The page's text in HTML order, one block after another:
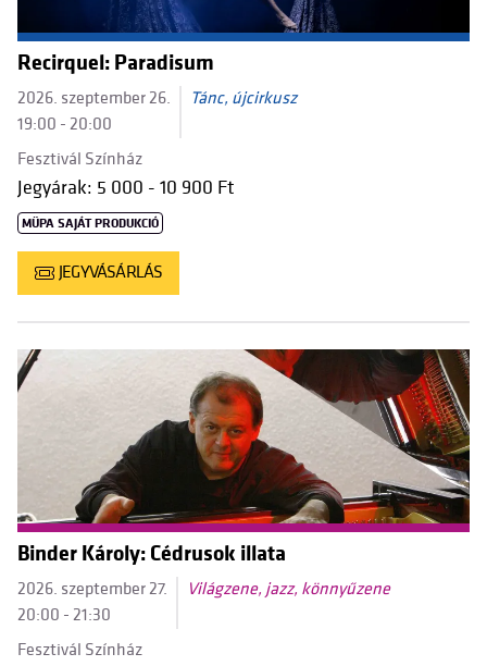
Recirquel: Paradisum
2026. szeptember 26.
19:00 - 20:00
Tánc, újcirkusz
Fesztivál Színház
Jegyárak: 5 000 - 10 900 Ft
MÜPA SAJÁT PRODUKCIÓ
JEGYVÁSÁRLÁS
Binder Károly: Cédrusok illata
2026. szeptember 27.
20:00 - 21:30
Világzene, jazz, könnyűzene
Fesztivál Színház